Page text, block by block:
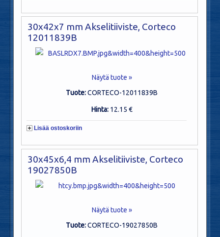
30x42x7 mm Akselitiiviste, Corteco
12011839B
Näytä tuote »
Tuote:CORTECO-12011839B
Hinta: 12.15 €
Lisää ostoskoriin
30x45x6,4 mm Akselitiiviste, Corteco
19027850B
Näytä tuote »
Tuote:CORTECO-19027850B